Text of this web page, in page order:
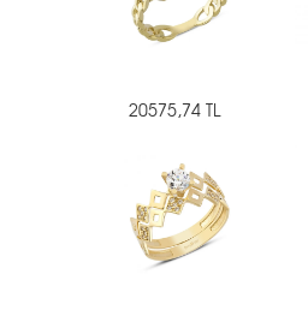
20575,74 TL